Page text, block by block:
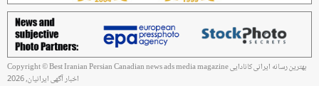
Copyright © Best Iranian Persian Canadian news ads media magazine بهترین رسانه ایرانی کانادایی
اخبار آگهی ایرانیان, 2026